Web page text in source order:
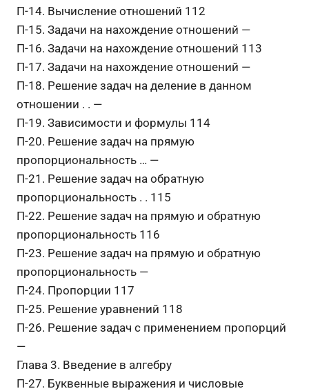
П-14. Вычисление отношений 112
П-15. Задачи на нахождение отношений —
П-16. Задачи на нахождение отношений 113
П-17. Задачи на нахождение отношений —
П-18. Решение задач на деление в данном
отношении . . —
П-19. Зависимости и формулы 114
П-20. Решение задач на прямую
пропорциональность … —
П-21. Решение задач на обратную
пропорциональность . . 115
П-22. Решение задач на прямую и обратную
пропорциональность 116
П-23. Решение задач на прямую и обратную
пропорциональность —
П-24. Пропорции 117
П-25. Решение уравнений 118
П-26. Решение задач с применением пропорций
—
Глава 3. Введение в алгебру
П-27. Буквенные выражения и числовые